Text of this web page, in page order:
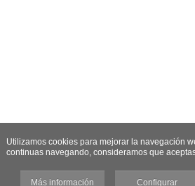
Utilizamos cookies para mejorar la navegación
continuas navegando, consideramos que
Más información Configurar